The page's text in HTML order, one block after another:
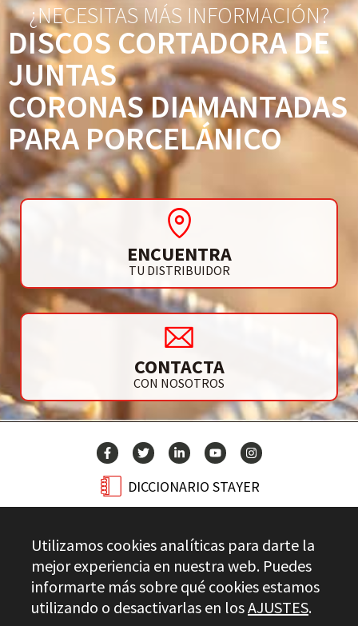
¿NECESITAS MÁS INFORMACIÓN?
DISCOS CORTADORA DE
JUNTAS
CORONAS DIAMANTADAS
PARA PORCELÁNICO
ENCUENTRA
TU DISTRIBUIDOR
CONTACTA
CON NOSOTROS
DICCIONARIO STAYER
CONTACTO
Stayer.es © 2026
Utilizamos cookies analíticas para darte la
mejor experiencia en nuestra web. Puedes
informarte más sobre qué cookies estamos
utilizando o desactivarlas en losAJUSTES.